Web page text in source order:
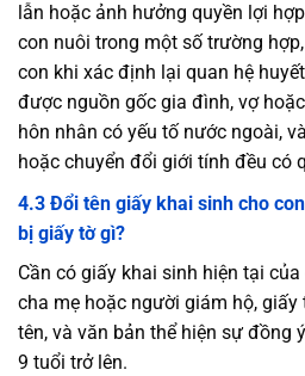
lẫn hoặc ảnh hưởng quyền lợi
con nuôi trong một số trường
con khi xác định lại quan hệ
được nguồn gốc gia đình, vợ
hôn nhân có yếu tố nước ngoài,
hoặc chuyển đổi giới tính đều có
4.3 Đổi tên giấy khai sinh cho
bị giấy tờ gì?
Cần có giấy khai sinh hiện tại
cha mẹ hoặc người giám hộ,
tên, và văn bản thể hiện sự đồng
9 tuổi trở lên.